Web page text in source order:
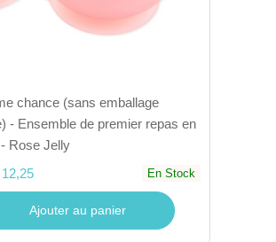
chance (sans emballage
- Ensemble de premier repas en
Rose Jelly
En Stock
Ajouter au panier